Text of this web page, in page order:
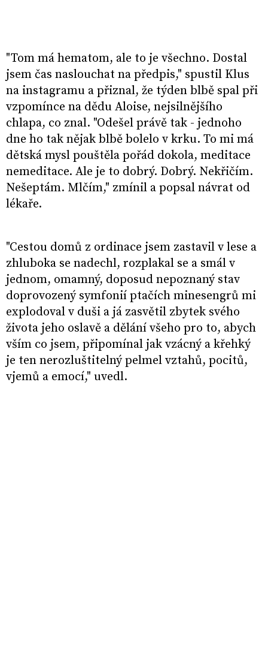
"Tom má hematom, ale to je všechno. Dostal
jsem čas naslouchat na předpis," spustil Klus
na instagramu a přiznal, že týden blbě spal při
vzpomínce na dědu Aloise, nejsilnějšího
chlapa, co znal. "Odešel právě tak - jednoho
dne ho tak nějak blbě bolelo v krku. To mi má
dětská mysl pouštěla pořád dokola, meditace
nemeditace. Ale je to dobrý. Dobrý. Nekřičím.
Nešeptám. Mlčím," zmínil a popsal návrat od
lékaře.
"Cestou domů z ordinace jsem zastavil v lese a
zhluboka se nadechl, rozplakal se a smál v
jednom, omamný, doposud nepoznaný stav
doprovozený symfonií ptačích minesengrů mi
explodoval v duši a já zasvětil zbytek svého
života jeho oslavě a dělání všeho pro to, abych
vším co jsem, připomínal jak vzácný a křehký
je ten nerozluštitelný pelmel vztahů, pocitů,
vjemů a emocí," uvedl.